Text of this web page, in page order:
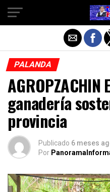
PALANDA
ganadería
provincia
Publicado 6 meses
Por
Salir de la